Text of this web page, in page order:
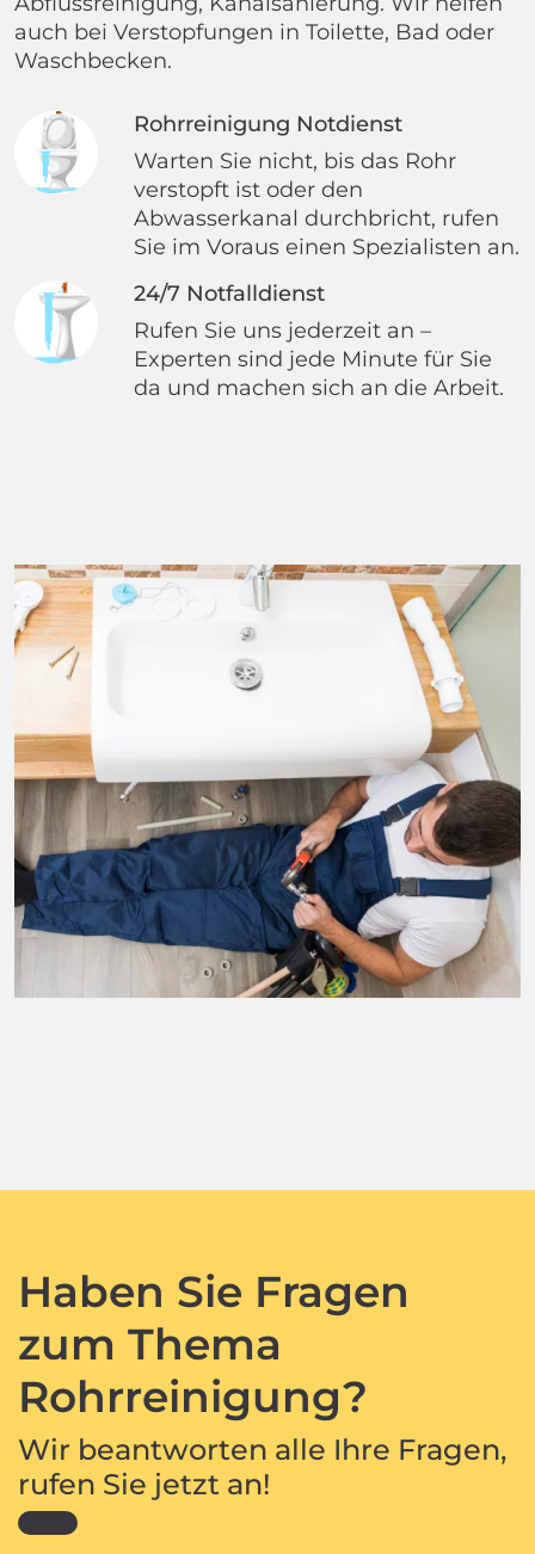
auch bei Verstopfungen in Toilette, Bad oder
Waschbecken.
Rohrreinigung Notdienst
Warten Sie nicht, bis das Rohr
verstopft ist oder den
Abwasserkanal durchbricht, rufen
Sie im Voraus einen Spezialisten an.
24/7 Notfalldienst
Rufen Sie uns jederzeit an –
Experten sind jede Minute für Sie
da und machen sich an die Arbeit.
Haben Sie Fragen
zum Thema
Rohrreinigung?
Wir beantworten alle Ihre Fragen,
rufen Sie jetzt an!